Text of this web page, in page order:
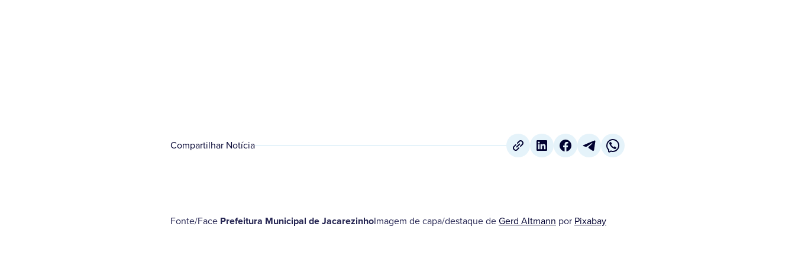
Compartilhar Notícia
Fonte/Face Prefeitura Municipal de JacarezinhoImagem de capa/destaque deGerd Altmann por Pixabay